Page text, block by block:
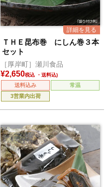
ＴＨＥ昆布巻 にしん巻３本
セット
［厚岸町］瀬川食品
¥2,650税込
送料込み
常温
3営業内出荷